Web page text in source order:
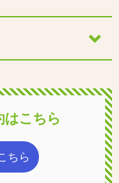
はこちら
ちら